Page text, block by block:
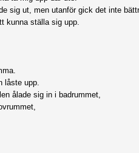
sig ut, men utanför gick det inte
kunna ställa sig upp.
låste upp.
ålade sig in i badrummet,